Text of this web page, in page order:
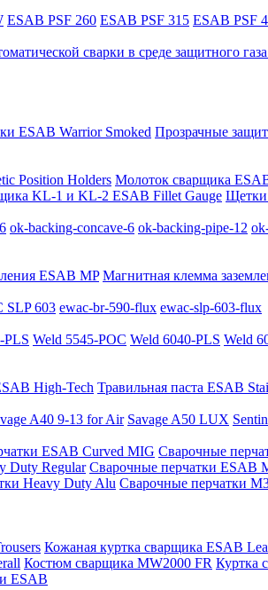
ESAB PSF 260 ESAB PSF 315 ESAB PSF
сварки в среде защитного
ESAB Warrior Smoked Прозрачные
Position Holders Молоток сварщика
KL-1 и KL-2 ESAB Fillet Gauge Щетки
ok-backing-concave-6 ok-backing-pipe-12
ESAB MP Магнитная клемма
SLP 603 ewac-br-590-flux ewac-slp-603-flux
PLS Weld 5545-POC Weld 6040-PLS Weld
High-Tech Травильная паста ESAB
A40 9-13 for Air Savage A50 LUX
ESAB Curved MIG Сварочные
Duty Regular Сварочные перчатки ESAB
Heavy Duty Alu Сварочные перчатки
Кожаная куртка сварщика ESAB
Костюм сварщика MW2000 FR Куртка
ESAB